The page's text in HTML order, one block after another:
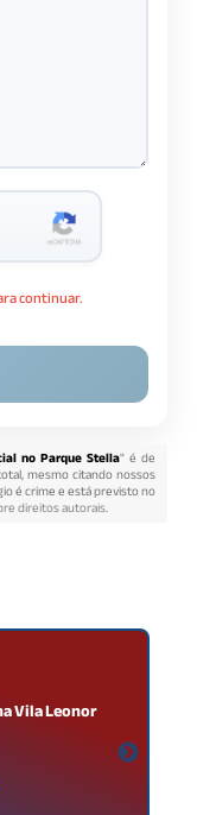
continuar.
no Parque Stella" é de
mesmo citando nossos
é crime e está previsto no
direitos autorais.
Vila Leonor